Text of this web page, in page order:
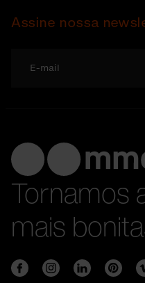
Assine nossa
Tornamos
mais